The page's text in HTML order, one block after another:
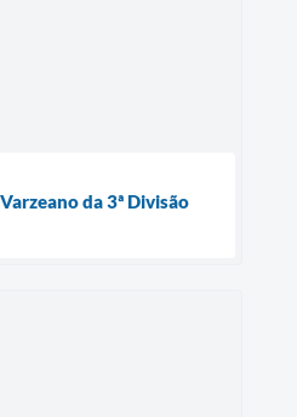
da 3ª Divisão